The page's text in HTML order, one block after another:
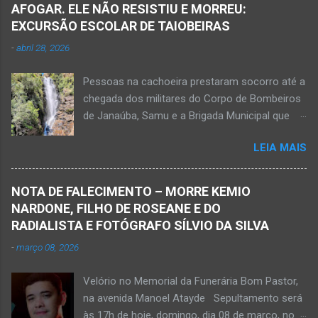
ferida e foi levada pelos socorristas do Samu
para o hospital na cidade de Monte Azul. Essa
do Suporte Aéreo Avançado de Vida (SAAV)
para unidade hospi...
AFOGAR. ELE NÃO RESISTIU E MORREU:
EXCURSÃO ESCOLAR DE TAIOBEIRAS
-abril 28, 2026
Pessoas na cachoeira prestaram socorro até a
chegada dos militares do Corpo de Bombeiros
de Janaúba, Samu e a Brigada Municipal que
resistiu e foi a óbito Foto álbum pessoal Kauan
Pereira Alves publicou em sua rede social a
foto em que apreciava a Cachoeira Maria Rosa,
em Mato Verde, pouco tempo antes de se
afogar e depois vir a óbito nesta terça-feira, dia
socorrem estudante que se afogou em
cachoeira em Mato Verde nesta terça-feira, dia
LEIA MAIS
NOTA DE FALECIMENTO – MORRE KEMIO
NARDONE, FILHO DE ROSEANE E DO
RADIALISTA E FOTÓGRAFO SÍLVIO DA SILVA
-março 08, 2026
Velório no Memorial da Funerária Bom Pastor,
na avenida Manoel Atayde Sepultamento será
às 17h de hoje, domingo, dia 08 de março, no